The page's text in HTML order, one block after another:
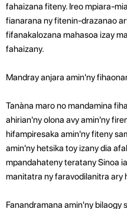
fahaizana fiteny. Ireo mpiara-
fianarana ny fitenin-drazanao
fifanakalozana mahasoa izay
fahaizany.
Mandray anjara amin'ny
Tanàna maro no mandamina
ahirian'ny olona avy amin'ny
hifampiresaka amin'ny fiteny
amin'ny hetsika toy izany dia
mpandahateny teratany Sinoa
manitatra ny faravodilanitra ary
Fanandramana amin'ny bilaogy